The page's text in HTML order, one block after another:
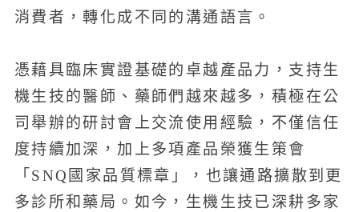
消費者，轉化成不同的溝通語言。
憑藉具臨床實證基礎的卓越產品力，支持生
機生技的醫師、藥師們越來越多，積極在公
司舉辦的研討會上交流使用經驗，不僅信任
度持續加深，加上多項產品榮獲生策會
「SNQ國家品質標章」，也讓通路擴散到更
多診所和藥局。如今，生機生技已深耕多家